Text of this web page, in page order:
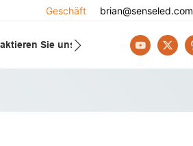
Geschäft brian@senseled.com
Sie uns